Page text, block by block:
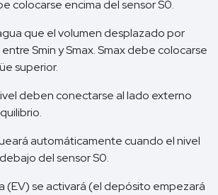
colocarse encima del sensor S0.
que el volumen desplazado por
Smin y Smax. Smax debe colocarse
superior.
deben conectarse al lado externo
automáticamente cuando el nivel
del sensor S0.
(EV) se activará (el depósito empezará